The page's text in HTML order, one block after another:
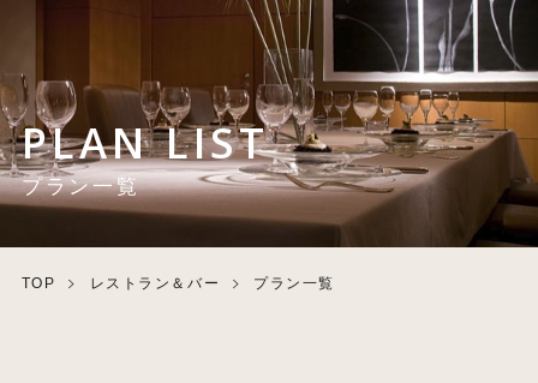
PLAN LIST
プラン一覧
TOP レストラン＆バー プラン一覧